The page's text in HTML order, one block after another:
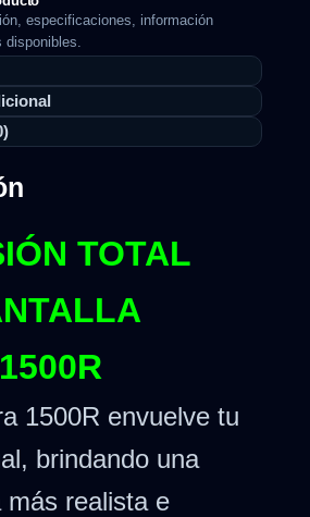
especificaciones, información
disponibles.
TOTAL
1500R envuelve tu
brindando una
más realista e